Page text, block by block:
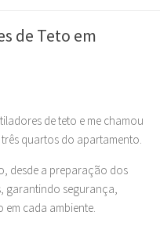
de Teto em
de teto e me chamou
quartos do apartamento.
desde a preparação dos
garantindo segurança,
cada ambiente.